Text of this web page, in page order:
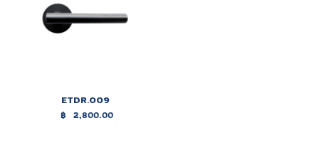
ETDR.009
฿ 2,800.00